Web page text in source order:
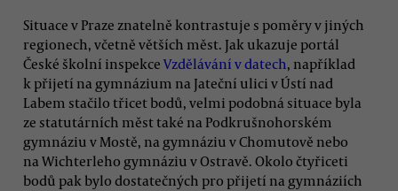
Situace v Praze znatelně kontrastuje s poměry v jiných
regionech, včetně větších měst. Jak ukazuje portál
České školní inspekce Vzdělávání v datech, například
k přijetí na gymnázium na Jateční ulici v Ústí nad
Labem stačilo třicet bodů, velmi podobná situace byla
ze statutárních měst také na Podkrušnohorském
gymnáziu v Mostě, na gymnáziu v Chomutově nebo
na Wichterleho gymnáziu v Ostravě. Okolo čtyřiceti
bodů pak bylo dostatečných pro přijetí na gymnáziích